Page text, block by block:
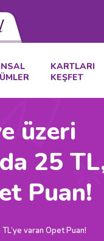
KARTLARI
KEŞFET
üzeri
25
Puan!
varan Opet Puan!